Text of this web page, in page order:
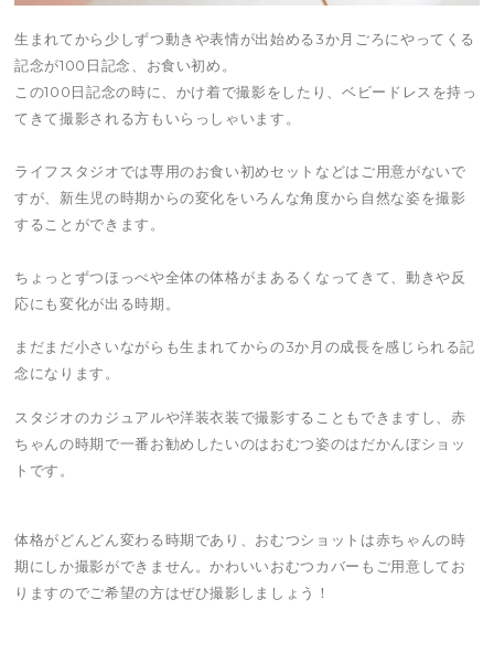
生まれてから少しずつ動きや表情が出始める3か月ごろにやってくる
記念が100日記念、お食い初め。
この100日記念の時に、かけ着で撮影をしたり、ベビードレスを持っ
てきて撮影される方もいらっしゃいます。
ライフスタジオでは専用のお食い初めセットなどはご用意がないで
すが、新生児の時期からの変化をいろんな角度から自然な姿を撮影
することができます。
ちょっとずつほっぺや全体の体格がまあるくなってきて、動きや反
応にも変化が出る時期。
まだまだ小さいながらも生まれてからの3か月の成長を感じられる記
念になります。
スタジオのカジュアルや洋装衣装で撮影することもできますし、赤
ちゃんの時期で一番お勧めしたいのはおむつ姿のはだかんぼショッ
トです。
体格がどんどん変わる時期であり、おむつショットは赤ちゃんの時
期にしか撮影ができません。かわいいおむつカバーもご用意してお
りますのでご希望の方はぜひ撮影しましょう！